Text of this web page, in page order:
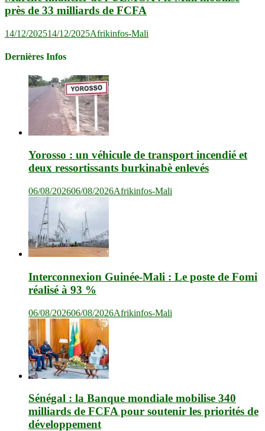
près de 33 milliards de FCFA
14/12/202514/12/2025Afrikinfos-Mali
Dernières Infos
Yorosso : un véhicule de transport incendié et
deux ressortissants burkinabè enlevés
06/08/202606/08/2026Afrikinfos-Mali
Interconnexion Guinée-Mali : Le poste de Fomi
réalisé à 93 %
06/08/202606/08/2026Afrikinfos-Mali
Sénégal : la Banque mondiale mobilise 340
milliards de FCFA pour soutenir les priorités de
développement